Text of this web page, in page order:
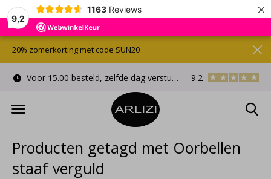
9,2
1163 Reviews ×
Voor 15.00 besteld, zelfde dag verstuurd Gratis
9.2
20% zomerkorting met code SUN20
Producten getagd met Oorbellen
staaf verguld